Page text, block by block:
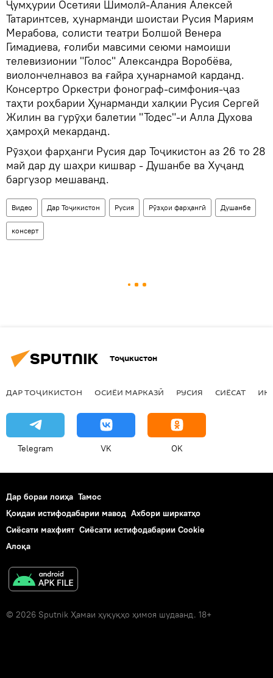
Ҷумҳурии Осетияи Шимолӣ-Алания Алексей
Татаринтсев, ҳунарманди шоистаи Русия Мариям
Мерабова, солисти театри Болшой Венера
Гимадиева, ғолиби мавсими сеюми намоиши
телевизионии "Голос" Александра Воробёва,
виолончелнавоз ва ғайра ҳунарнамоӣ карданд.
Консертро Оркестри фонограф-симфония-ҷаз
таҳти роҳбарии Ҳунарманди халқии Русия Сергей
Жилин ва гурӯҳи балетии "Тодес"-и Алла Духова
ҳамроҳӣ мекарданд.
Рӯзҳои фарҳанги Русия дар Тоҷикистон аз 26 то 28
май дар ду шаҳри кишвар - Душанбе ва Хуҷанд
баргузор мешаванд.
Видео Дар Тоҷикистон Русия Рӯзҳои фарҳангӣ Душанбе
консерт
Тоҷикистон
ДАР ТОҶИКИСТОН ОСИЁИ МАРКАЗӢ РУСИЯ СИЁСАТ
Telegram VK OK
Дар бораи лоиҳа Тамос
Қоидаи истифодабарии мавод Ахбори ширкатҳо
Сиёсати махфият Сиёсати истифодабарии Cookie
Алоқа
© 2026 Sputnik Ҳамаи ҳуқуқҳо ҳимоя шудаанд. 18+